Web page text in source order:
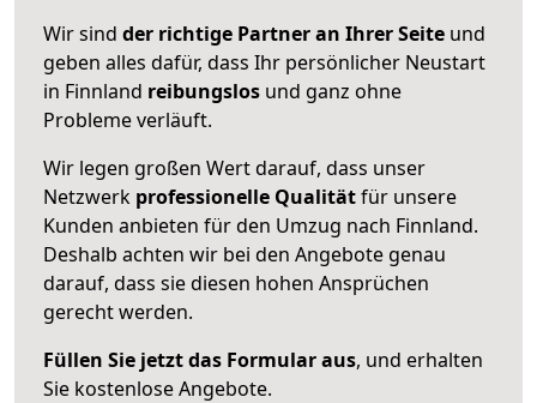
Wir sind der richtige Partner an Ihrer Seite und
geben alles dafür, dass Ihr persönlicher Neustart
in Finnland reibungslos und ganz ohne
Probleme verläuft.
Wir legen großen Wert darauf, dass unser
Netzwerk professionelle Qualitätfür unsere
Kunden anbieten für den Umzug nach Finnland.
Deshalb achten wir bei den Angebote genau
darauf, dass sie diesen hohen Ansprüchen
gerecht werden.
Füllen Sie jetzt das Formular aus, und erhalten
Sie kostenlose Angebote.